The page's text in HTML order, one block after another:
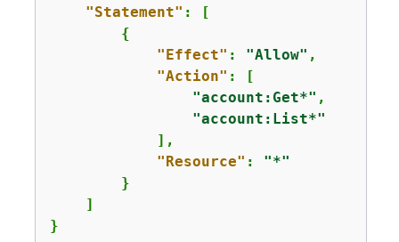
"Statement" : [
{
"Effect" : "Allow" ,
"Action" : [
"account:Get*" ,
"account:List*"
            ],
"Resource" : "*"
        }
    ]
}